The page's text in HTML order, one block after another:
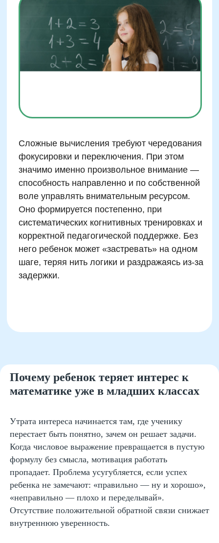
Почему ребенок теряет интерес к
математике уже в младших классах
Утрата интереса начинается там, где ученику
перестает быть понятно, зачем он решает задачи.
Когда числовое выражение превращается в пустую
формулу без смысла, мотивация работать
пропадает. Проблема усугубляется, если успех
ребенка не замечают: «правильно — ну и хорошо»,
«неправильно — плохо и переделывай».
Отсутствие положительной обратной связи снижает
внутреннюю уверенность.
Получить полезные материалы